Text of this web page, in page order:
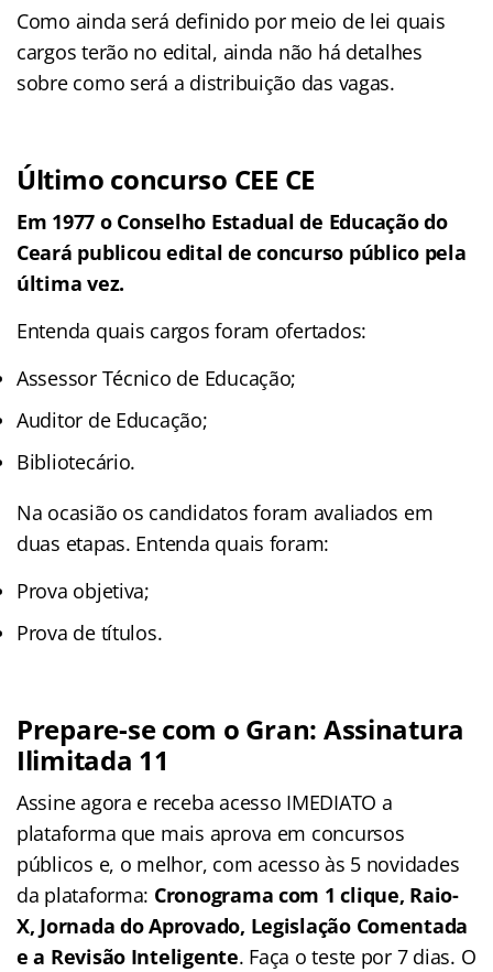
Como ainda será definido por meio de lei quais
cargos terão no edital, ainda não há detalhes
sobre como será a distribuição das vagas.
Último concurso CEE CE
Em 1977 o Conselho Estadual de Educação do
Ceará publicou edital de concurso público pela
última vez.
Entenda quais cargos foram ofertados:
Assessor Técnico de Educação;
Auditor de Educação;
Bibliotecário.
Na ocasião os candidatos foram avaliados em
duas etapas. Entenda quais foram:
Prova objetiva;
Prova de títulos.
Prepare-se com o Gran: Assinatura
Ilimitada 11
Assine agora e receba acesso IMEDIATO a
plataforma que mais aprova em concursos
públicos e, o melhor, com acesso às 5 novidades
da plataforma: Cronograma com 1 clique, Raio-
X, Jornada do Aprovado, Legislação Comentada
e a Revisão Inteligente. Faça o teste por 7 dias. O